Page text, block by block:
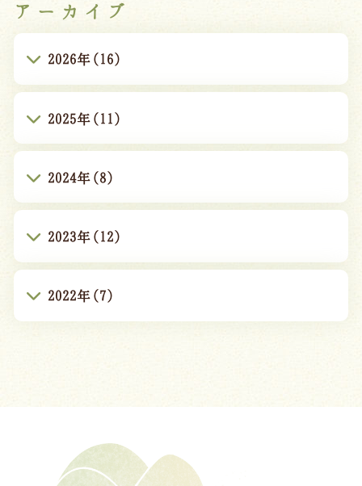
アーカイブ
2026年(16)
2025年(11)
2024年(8)
2023年(12)
2022年(7)